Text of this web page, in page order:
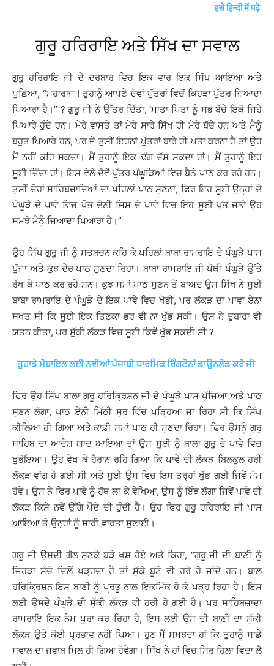
इसे हिन्दी में पढ़ें
ਗੁਰੂ ਹਰਿਰਾਇ ਅਤੇ ਸਿੱਖ ਦਾ ਸਵਾਲ
ਗੁਰੂ ਹਰਿਰਾਇ ਜੀ ਦੇ ਦਰਬਾਰ ਵਿਚ ਇਕ ਵਾਰ ਇਕ ਸਿੱਖ ਆਇਆ ਅਤੇ
ਪੁਛਿਆ, “ਮਹਾਰਾਜ ! ਤੁਹਾਨੂੰ ਆਪਣੇ ਦੋਵਾਂ ਪੁੱਤਰਾਂ ਵਿਚੋਂ ਕਿਹੜਾ ਪੁੱਤਰ ਜ਼ਿਆਦਾ
ਪਿਆਰਾ ਹੈ।” ? ਗੁਰੂ ਜੀ ਨੇ ਉੱਤਰ ਦਿੱਤਾ, ‘ਮਾਤਾ ਪਿਤਾ ਨੂੰ ਸਭ ਬੱਚੇ ਇਕੋ ਜਿਹੇ
ਪਿਆਰੇ ਹੁੰਦੇ ਹਨ। ਮੇਰੇ ਵਾਸਤੇ ਤਾਂ ਮੇਰੇ ਸਾਰੇ ਸਿੱਖ ਹੀ ਮੇਰੇ ਬੱਚੇ ਹਨ ਅਤੇ ਮੈਨੂੰ
ਬਹੁਤ ਪਿਆਰੇ ਹਨ, ਪਰ ਜੇ ਤੁਸੀਂ ਇਹਨਾਂ ਪੁੱਤਰਾਂ ਬਾਰੇ ਹੀ ਪਤਾ ਕਰਨਾ ਹੈ ਤਾਂ ਉਹ
ਮੈਂ ਨਹੀਂ ਕਹਿ ਸਕਦਾ। ਮੈਂ ਤੁਹਾਨੂੰ ਇਕ ਢੰਗ ਦੱਸ ਸਕਦਾ ਹਾਂ। ਮੈਂ ਤੁਹਾਨੂੰ ਇਹ
ਸੂਈ ਦਿੰਦਾ ਹਾਂ। ਇਸ ਵੇਲੇ ਦੋਵੇਂ ਪੁੱਤਰ ਪੰਘੂੜਿਆਂ ਵਿਚ ਬੈਠੇ ਪਾਠ ਕਰ ਰਹੇ ਹਨ।
ਤੁਸੀਂ ਦੋਹਾਂ ਸਾਹਿਬਜ਼ਾਦਿਆਂ ਦਾ ਪਹਿਲਾਂ ਪਾਠ ਸੁਣਨਾ, ਫਿਰ ਇਹ ਸੂਈ ਉਨ੍ਹਾਂ ਦੇ
ਪੰਘੂੜੇ ਦੇ ਪਾਵੇ ਵਿਚ ਖੋਭ ਦੇਣੀ ਜਿਸ ਦੇ ਪਾਵੇ ਵਿਚ ਇਹ ਸੂਈ ਖੁਭ ਜਾਵੇ ਉਹ
ਸਮਝੋ ਮੈਨੂੰ ਜ਼ਿਆਦਾ ਪਿਆਰਾ ਹੈ।”
ਉਹ ਸਿੱਖ ਗੁਰੂ ਜੀ ਨੂੰ ਸਤਬਚਨ ਕਹਿ ਕੇ ਪਹਿਲਾਂ ਬਾਬਾ ਰਾਮਰਾਇ ਦੇ ਪੰਘੂੜੇ ਪਾਸ
ਪੁੱਜਾ ਅਤੇ ਕੁਝ ਦੇਰ ਪਾਠ ਸੁਣਦਾ ਰਿਹਾ। ਬਾਬਾ ਰਾਮਰਾਇ ਜੀ ਪੋਥੀ ਪੰਘੂੜੇ ਉੱਤੇ
ਰੱਖ ਕੇ ਪਾਠ ਕਰ ਰਹੇ ਸਨ। ਕੁਝ ਸਮਾਂ ਪਾਠ ਸੁਣਨ ਤੋਂ ਬਾਅਦ ਉਸ ਸਿੱਖ ਨੇ ਸੂਈ
ਬਾਬਾ ਰਾਮਰਾਇ ਦੇ ਪੰਘੂੜੇ ਦੇ ਇਕ ਪਾਵੇ ਵਿਚ ਖੋਭੀ, ਪਰ ਲੱਕੜ ਦਾ ਪਾਵਾ ਏਨਾ
ਸਖਤ ਸੀ ਕਿ ਸੂਈ ਇਕ ਤਿਣਕਾ ਭਰ ਵੀ ਨਾ ਖੁੱਭ ਸਕੀ। ਉਸ ਨੇ ਦੁਬਾਰਾ ਵੀ
ਯਤਨ ਕੀਤਾ, ਪਰ ਸੁੱਕੀ ਲੱਕੜ ਵਿਚ ਸੂਈ ਕਿਵੇਂ ਖੁੱਭ ਸਕਦੀ ਸੀ ?
ਤੁਹਾਡੇ ਮੋਬਾਇਲ ਲਈ ਨਵੀਆਂ ਪੰਜਾਬੀ ਧਾਰਮਿਕ ਰਿੰਗਟੋਨਾਂ ਡਾਉਨਲੋਡ ਕਰੋ ਜੀ
ਫਿਰ ਉਹ ਸਿੱਖ ਬਾਲਾ ਗੁਰੂ ਹਰਿਕ੍ਰਿਸ਼ਨ ਜੀ ਦੇ ਪੰਘੂੜੇ ਪਾਸ ਪੁੱਜਿਆ ਅਤੇ ਪਾਠ
ਸੁਣਨ ਲੱਗਾ, ਪਾਠ ਏਨੀ ਮਿੱਠੀ ਸੁਰ ਵਿੱਚ ਪੜ੍ਹਿਆ ਜਾ ਰਿਹਾ ਸੀ ਕਿ ਸਿੱਖ
ਕੀਲਿਆ ਹੀ ਗਿਆ ਅਤੇ ਕਾਫ਼ੀ ਸਮਾਂ ਪਾਠ ਹੀ ਸੁਣਦਾ ਰਿਹਾ। ਫਿਰ ਉਸਨੂੰ ਗੁਰੂ
ਸਾਹਿਬ ਦਾ ਆਦੇਸ਼ ਯਾਦ ਆਇਆ ਤਾਂ ਉਸ ਸੂਈ ਨੂੰ ਬਾਲਾ ਗੁਰੂ ਦੇ ਪਾਵੇ ਵਿਚ
ਖੁਭੋਇਆ। ਉਹ ਵੇਖ ਕੇ ਹੈਰਾਨ ਰਹਿ ਗਿਆ ਕਿ ਪਾਵੇ ਦੀ ਲੱਕੜ ਬਿਲਕੁਲ ਹਰੀ
ਲੱਕੜ ਵਾਂਗ ਹੋ ਗਈ ਸੀ ਅਤੇ ਸੂਈ ਉਸ ਵਿਚ ਇਸ ਤਰ੍ਹਾਂ ਖੁੱਭ ਗਈ ਜਿਵੇਂ ਮੋਮ
ਹੋਵੇ। ਉਸ ਨੇ ਫਿਰ ਪਾਵੇ ਨੂੰ ਹੱਥ ਲਾ ਕੇ ਵੇਖਿਆ, ਉਸ ਨੂੰ ਇੰਝ ਲੱਗਾ ਜਿਵੇਂ ਪਾਵੇ ਦੀ
ਲੱਕੜ ਕਿਸੇ ਨਵੇਂ ਉੱਗੇ ਪੌਦੇ ਦੀ ਹੁੰਦੀ ਹੈ। ਉਹ ਫਿਰ ਗੁਰੂ ਹਰਿਰਾਇ ਜੀ ਪਾਸ
ਆਇਆ ਤੇ ਉਨ੍ਹਾਂ ਨੂੰ ਸਾਰੀ ਵਾਰਤਾ ਸੁਣਾਈ।
ਗੁਰੂ ਜੀ ਉਸਦੀ ਗੱਲ ਸੁਣਕੇ ਬੜੇ ਖੁਸ਼ ਹੋਏ ਅਤੇ ਕਿਹਾ, “ਗੁਰੂ ਜੀ ਦੀ ਬਾਣੀ ਨੂੰ
ਜਿਹੜਾ ਸੱਚੇ ਦਿਲੋਂ ਪੜ੍ਹਦਾ ਹੈ ਤਾਂ ਸੁੱਕੇ ਬੂਟੇ ਵੀ ਹਰੇ ਹੋ ਜਾਂਦੇ ਹਨ। ਬਾਲ
ਹਰਿਕ੍ਰਿਸ਼ਨ ਇਸ ਬਾਣੀ ਨੂੰ ਪ੍ਰਭੂ ਨਾਲ ਇਕਮਿੱਕ ਹੋ ਕੇ ਪੜ੍ਹ ਰਿਹਾ ਹੈ। ਇਸ
ਲਈ ਉਸਦੇ ਪੰਘੂੜੇ ਦੀ ਸੁੱਕੀ ਲੱਕੜ ਵੀ ਹਰੀ ਹੋ ਗਈ ਹੈ। ਪਰ ਸਾਹਿਬਜ਼ਾਦਾ
ਰਾਮਰਾਇ ਇਕ ਨੇਮ ਪੂਰਾ ਕਰ ਰਿਹਾ ਹੈ, ਇਸ ਲਈ ਉਸ ਦੀ ਬਾਣੀ ਦਾ ਸੁੱਕੀ
ਲੱਕੜ ਉਤੇ ਕੋਈ ਪ੍ਰਭਾਵ ਨਹੀਂ ਪਿਆ। ਹੁਣ ਮੈਂ ਸਮਝਦਾ ਹਾਂ ਕਿ ਤੁਹਾਨੂੰ ਸਾਡੇ
ਸਵਾਲ ਦਾ ਜਵਾਬ ਮਿਲ ਹੀ ਗਿਆ ਹੋਵੇਗਾ। ਸਿੱਖ ਨੇ ਹਾਂ ਵਿਚ ਸਿਰ ਹਿਲਾ ਵਿਦਾ ਲੈ